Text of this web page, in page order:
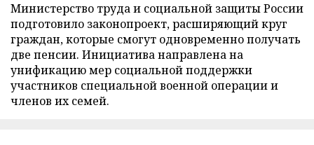
Министерство труда и социальной защиты России
подготовило законопроект, расширяющий круг
граждан, которые смогут одновременно получать
две пенсии. Инициатива направлена на
унификацию мер социальной поддержки
участников специальной военной операции и
членов их семей.